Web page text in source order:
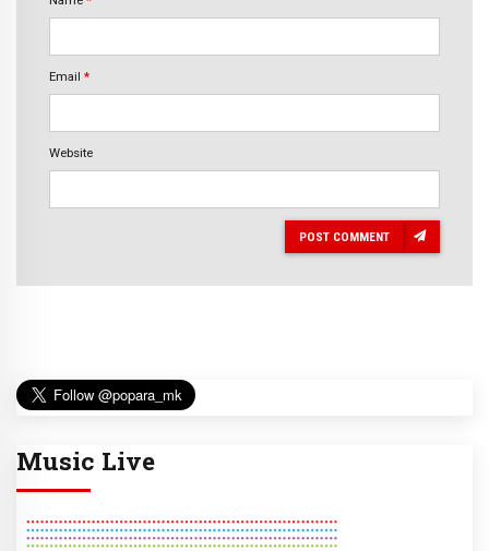
Email *
Website
POST COMMENT
Music Live